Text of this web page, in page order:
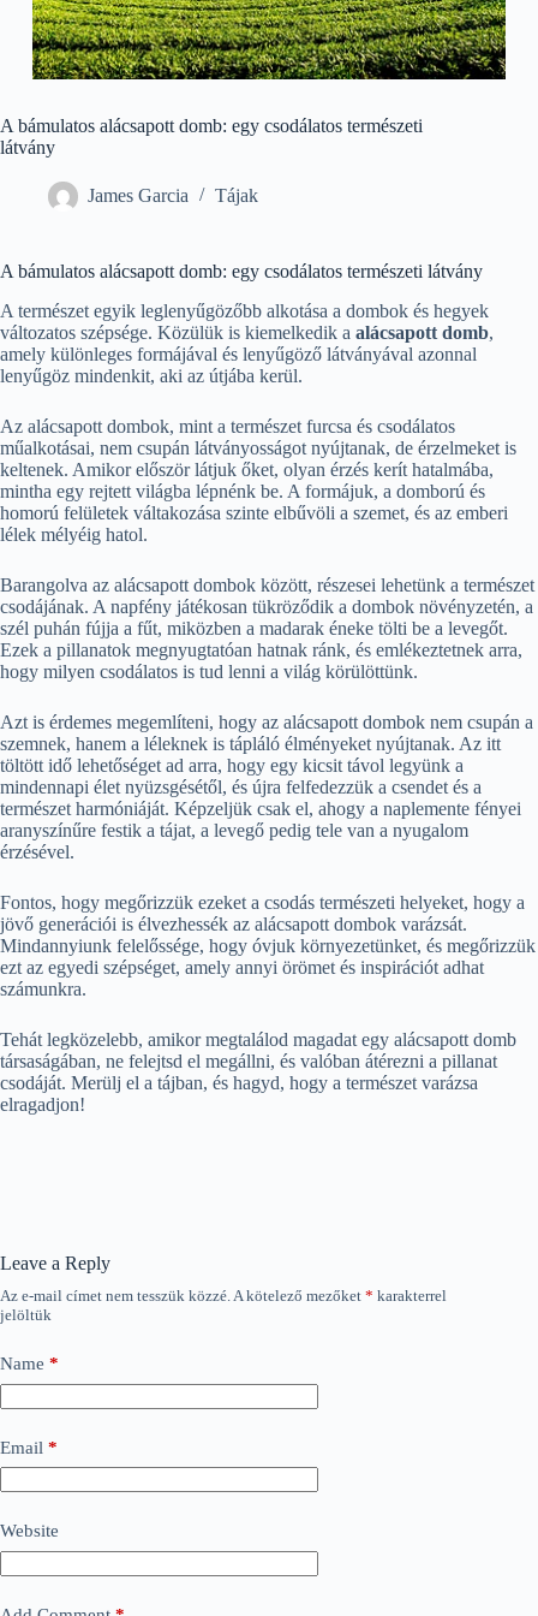
A bámulatos alácsapott domb: egy csodálatos természeti
látvány
James Garcia Tájak
A bámulatos alácsapott domb: egy csodálatos természeti látvány
A természet egyik leglenyűgözőbb alkotása a dombok és hegyek
változatos szépsége. Közülük is kiemelkedik a alácsapott domb,
amely különleges formájával és lenyűgöző látványával azonnal
lenyűgöz mindenkit, aki az útjába kerül.
Az alácsapott dombok, mint a természet furcsa és csodálatos
műalkotásai, nem csupán látványosságot nyújtanak, de érzelmeket is
keltenek. Amikor először látjuk őket, olyan érzés kerít hatalmába,
mintha egy rejtett világba lépnénk be. A formájuk, a domború és
homorú felületek váltakozása szinte elbűvöli a szemet, és az emberi
lélek mélyéig hatol.
Barangolva az alácsapott dombok között, részesei lehetünk a természet
csodájának. A napfény játékosan tükröződik a dombok növényzetén, a
szél puhán fújja a fűt, miközben a madarak éneke tölti be a levegőt.
Ezek a pillanatok megnyugtatóan hatnak ránk, és emlékeztetnek arra,
hogy milyen csodálatos is tud lenni a világ körülöttünk.
Azt is érdemes megemlíteni, hogy az alácsapott dombok nem csupán a
szemnek, hanem a léleknek is tápláló élményeket nyújtanak. Az itt
töltött idő lehetőséget ad arra, hogy egy kicsit távol legyünk a
mindennapi élet nyüzsgésétől, és újra felfedezzük a csendet és a
természet harmóniáját. Képzeljük csak el, ahogy a naplemente fényei
aranyszínűre festik a tájat, a levegő pedig tele van a nyugalom
érzésével.
Fontos, hogy megőrizzük ezeket a csodás természeti helyeket, hogy a
jövő generációi is élvezhessék az alácsapott dombok varázsát.
Mindannyiunk felelőssége, hogy óvjuk környezetünket, és megőrizzük
ezt az egyedi szépséget, amely annyi örömet és inspirációt adhat
számunkra.
Tehát legközelebb, amikor megtalálod magadat egy alácsapott domb
társaságában, ne felejtsd el megállni, és valóban átérezni a pillanat
csodáját. Merülj el a tájban, és hagyd, hogy a természet varázsa
elragadjon!
Leave a Reply
Az e-mail címet nem tesszük közzé.A kötelező mezőket * karakterrel
jelöltük
Name *
Email *
Website